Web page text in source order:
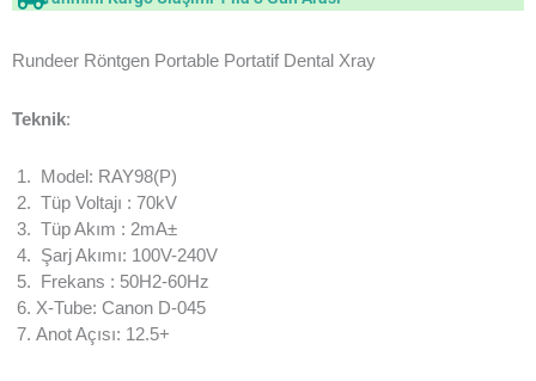
Rundeer Röntgen Portable Portatif Dental Xray
Teknik:
Model: RAY98(P)
Tüp Voltajı : 70kV
Tüp Akım : 2mA±
Şarj Akımı: 100V-240V
Frekans : 50H2-60Hz
X-Tube: Canon D-045
Anot Açısı: 12.5+